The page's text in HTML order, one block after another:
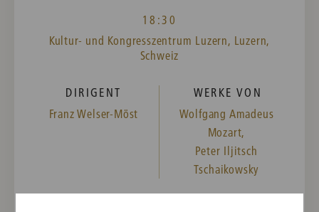
18:30
Kultur- und Kongresszentrum Luzern, Luzern,
Schweiz
DIRIGENT
Franz Welser-Möst
WERKE VON
Wolfgang Amadeus
Mozart,
Peter Iljitsch
Tschaikowsky